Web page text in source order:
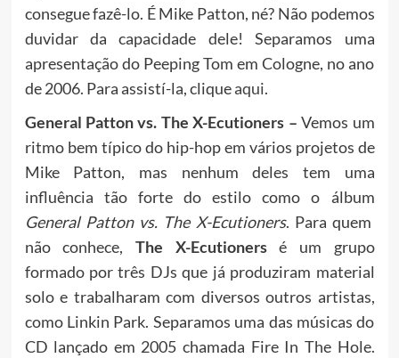
consegue fazê-lo. É Mike Patton, né? Não podemos
duvidar da capacidade dele! Separamos uma
apresentação do Peeping Tom em Cologne, no ano
de 2006. Para assistí-la, cliqueaqui.
General Patton vs. The X-Ecutioners – Vemos um
ritmo bem típico do hip-hop em vários projetos de
Mike Patton, mas nenhum deles tem uma
influência tão forte do estilo como o álbum
General Patton vs. The X-Ecutioners. Para quem
não conhece, The X-Ecutionersé um grupo
formado por três DJs que já produziram material
solo e trabalharam com diversos outros artistas,
como Linkin Park. Separamos uma das músicas do
CD lançado em 2005 chamada Fire In The Hole.